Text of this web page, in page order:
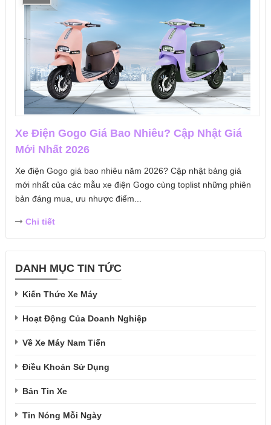
Xe Điện Gogo Giá Bao Nhiêu? Cập Nhật Giá
Mới Nhất 2026
Xe điện Gogo giá bao nhiêu năm 2026? Cập nhật bảng giá
mới nhất của các mẫu xe điện Gogo cùng toplist những phiên
bản đáng mua, ưu nhược điểm...
Chi tiết
DANH MỤC TIN TỨC
Kiến Thức Xe Máy
Hoạt Động Của Doanh Nghiệp
Về Xe Máy Nam Tiến
Điều Khoản Sử Dụng
Bản Tin Xe
Tin Nóng Mỗi Ngày